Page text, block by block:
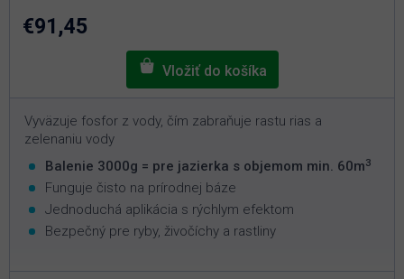
€91,45
Vyväzuje fosfor z vody, čím zabraňuje rastu rias a
zelenaniu vody
Balenie 3000g = pre jazierka s objemom min. 60m3
Funguje čisto na prírodnej báze
Jednoduchá aplikácia s rýchlym efektom
Bezpečný pre ryby, živočíchy a rastliny